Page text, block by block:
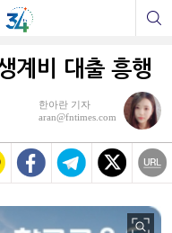
계비 대출 흥행
한아란 기자
aran@fntimes.com